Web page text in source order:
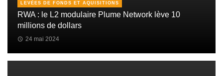
LEVÉES DE FONDS ET AQUISITIONS
RWA : le L2 modulaire Plume Network lève 10
millions de dollars
24 mai 2024